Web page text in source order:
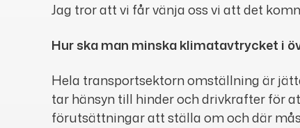
Jag tror att vi får vänja oss vi att det
Hur ska man minska klimatavtrycket i
Hela transportsektorn omställning är
tar hänsyn till hinder och drivkrafter för
förutsättningar att ställa om och där